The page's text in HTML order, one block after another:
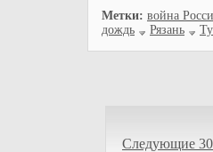
Метки: война
дождь
Рязань
Следующие